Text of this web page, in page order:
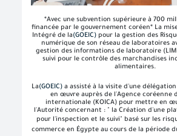
*Avec une subvention supérieure à 700
financée par le gouvernement coréen* La
Intégré de la(GOEIC)pour la gestion des
numérique de son réseau de laboratoires
gestion des informations de laboratoire
suivi pour le contrôle des marchandises
alimentaires.
La(GOEIC)a assisté à la visite d'une
en œuvre auprès de l'Agence coréenne
internationale (KOICA) pour mettre en
l'Autorité concernant : " la Création d'une
pour l'inspection et le suivi" basé sur les
commerce en Égypte au cours de la période